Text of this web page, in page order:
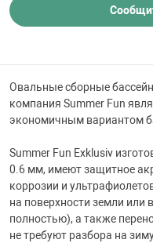
бассейна
материалы
Овальные сборные
компания Summer Fun
экономичным вариантом
Summer Fun Exklusiv
0.6 мм, имеют защитное
коррозии и
на поверхности земли или
полностью), а также
не требуют разбора на